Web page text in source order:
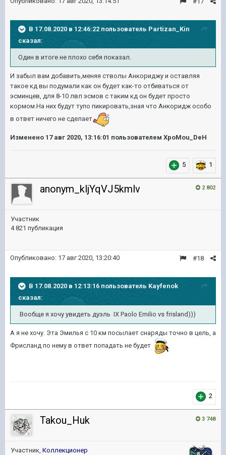
В 17.08.2020 в 12:46:22 пользователь Partizan_Kin
сказал:
Один в итоге не плохо себя показал.
И забыл вам добавить,меняя стволы Анкориджу и оставляя
такое кд вы подумали как он будет как-то отбиваться от
эсминцев, для 8-10 лвл эсмов с таким кд он будет просто
кормом.На них будут тупо пикировать,зная что Анкоридж особо
в ответ ничего не сделает
Изменено 17 авг 2020, 13:16:01 пользователем XpoMou_DeH
5 1
2 802
anonym_kljYqVJ5kmlv
Участник
4 821 публикация
#18
Опубликовано: 17 авг 2020, 13:20:40
В 17.08.2020 в 12:13:16 пользователь Kayfenok
сказал:
Вообще я хочу увидеть дуэль IX Paolo Emilio vs frisland)))
А я не хочу. Эта Эмилья с 10 км посылает снаряды точно в цель, а
Фрисланд по нему в ответ попадать не будет
2
3 748
Takou_Huk
Участник, Коллекционер